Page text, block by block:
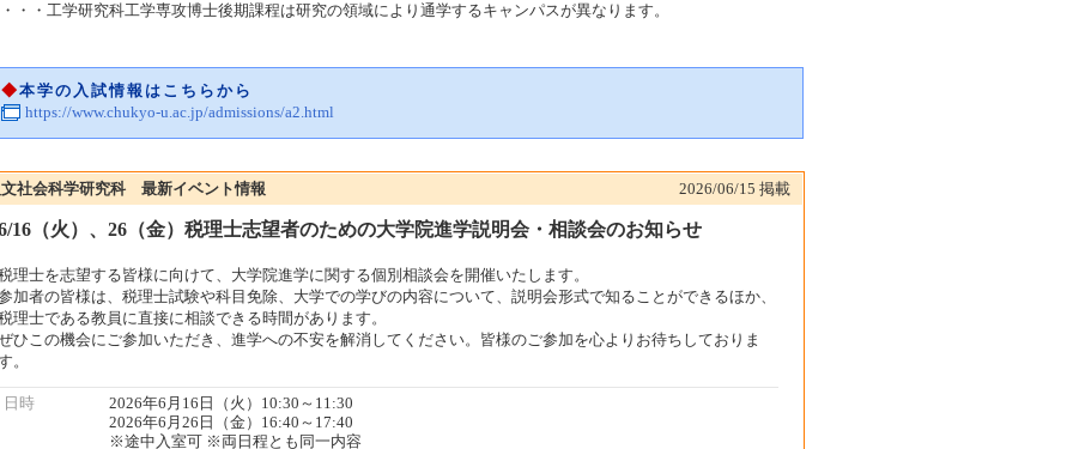
・・工学研究科工学専攻博士後期課程は研究の領域により通学するキャンパスが異なります。
◆本学の入試情報はこちらから
https://www.chukyo-u.ac.jp/admissions/a2.html
社会科学研究科 最新イベント情報 2026/06/15 掲載
16（火）、26（金）税理士志望者のための大学院進学説明会・相談会のお知らせ
理士を志望する皆様に向けて、大学院進学に関する個別相談会を開催いたします。
加者の皆様は、税理士試験や科目免除、大学での学びの内容について、説明会形式で知ることができるほか、
理士である教員に直接に相談できる時間があります。
ひこの機会にご参加いただき、進学への不安を解消してください。皆様のご参加を心よりお待ちしておりま
。
日時
2026年6月16日（火）10:30～11:30
2026年6月26日（金）16:40～17:40
※途中入室可 ※両日程とも同一内容